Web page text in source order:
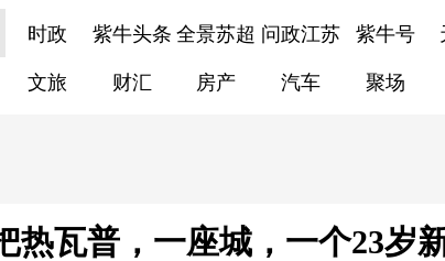
时政 紫牛头条 全景苏超 问政江苏 紫牛号
文旅 财汇 房产 汽车 聚场
热瓦普，一座城，一个23岁